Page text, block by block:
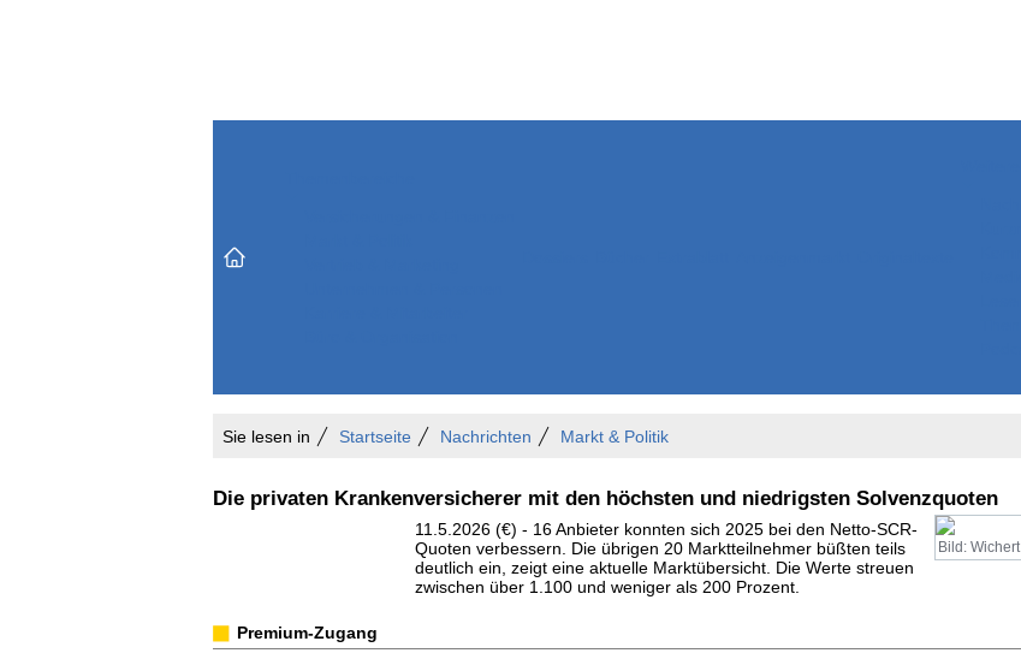
Sie lesen in Startseite Nachrichten Markt & Politik
Die privaten Krankenversicherer mit den höchsten und niedrigsten Solvenzquoten
Bild: Wichert
11.5.2026 (€) - 16 Anbieter konnten sich 2025 bei den Netto-SCR-
Quoten verbessern. Die übrigen 20 Marktteilnehmer büßten teils
deutlich ein, zeigt eine aktuelle Marktübersicht. Die Werte streuen
zwischen über 1.100 und weniger als 200 Prozent.
Premium-Zugang